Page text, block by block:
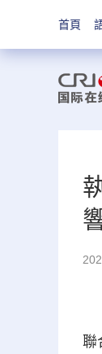
首頁
聯